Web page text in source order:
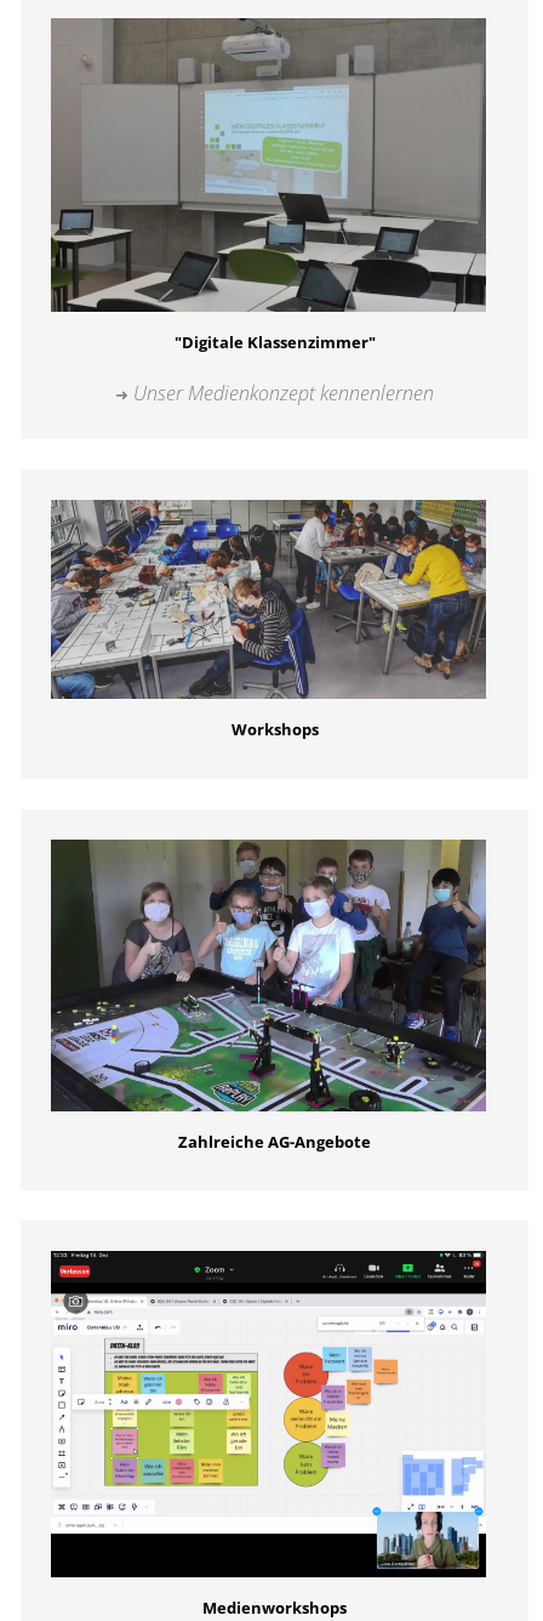
"Digitale Klassenzimmer"
Unser Medienkonzept kennenlernen
Workshops
Zahlreiche AG-Angebote
Medienworkshops